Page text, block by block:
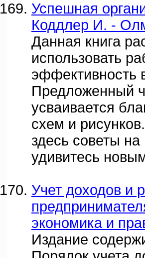
Успешная
Коддлер И. -
Данная книга
использовать
эффективность
Предложенный
усваивается
схем и
здесь советы
удивитесь
Учет доходов и
экономика и
Издание